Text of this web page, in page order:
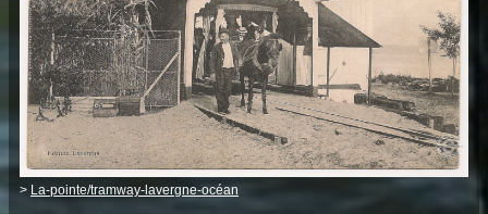
> La-pointe/tramway-lavergne-océan